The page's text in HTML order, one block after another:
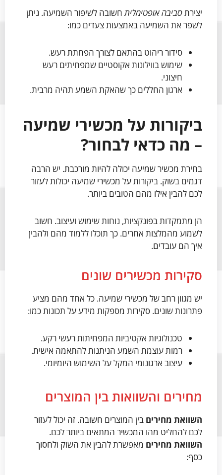
יצירתסביבה אופטימליתחשובה לשיפור השמיעה. ניתן
לשפר את השמיעה באמצעות צעדים כמו:
סידור ריהוט בהתאם לצורך הפחתת רעש.
שימוש בווילונות אקוסטיים שמפחיתים רעש
חיצוני.
ארגון החללים כך שהאקת השמע תהיה מרבית.
ביקורות על מכשירי שמיעה
– מה כדאי לבחור?
בחירת מכשיר שמיעה יכולה להיות מורכבת. יש הרבה
דגמים בשוק. ביקורות על מכשירי שמיעה יכולות לעזור
לכם להבין אילו מהם הטובים ביותר.
הן מתמקדות בפונקציות, נוחות שימוש ועיצוב. חשוב
לשמוע מהמלצות אחרים. כך תוכלו ללמוד מהם ולהבין
איך הם עובדים.
סקירות מכשירים שונים
יש מגוון רחב של מכשירי שמיעה. כל אחד מהם מציע
פתרונות שונים. סקירות מספקות מידע על תכונות כמו:
טכנולוגיות אקטיביות המפחיתות רעשי רקע.
רמות עוצמת השמע הניתנות להתאמה אישית.
עיצוב ארגונומי המקל על השימוש היומיומי.
מחירים והשוואות בין המוצרים
השוואת מחירים בין המוצרים חשובה. זה יכול לעזור
לכם להחליט מהו המכשיר המתאים ביותר לכם.
השוואת מחירים מאפשרת להבין את השוק ולחסוך
כסף: